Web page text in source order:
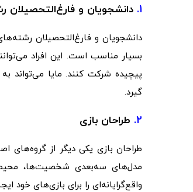
1. دانشجویان و
دانشجویان و فارغ‌التحصیلان
بسیار مناسب است. این افراد
پیچیده شرکت کنند. مایا می‌تواند
گیرد.
2. طراحان بازی
طراحان بازی یکی دیگر از گروه‌های
مدل‌های سه‌بعدی شخصیت‌ها،
واقع‌گرایانه‌ای را برای بازی‌های خود